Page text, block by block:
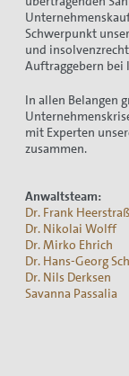
Schwerpunkt
und
Auftraggebern bei
In allen Belangen
mit Experten
zusammen.
Anwaltsteam:
Dr. Frank
Dr. Nikolai Wolff
Dr. Mirko Ehrich
Dr. Hans-Georg
Dr. Nils Derksen
Savanna Passalia